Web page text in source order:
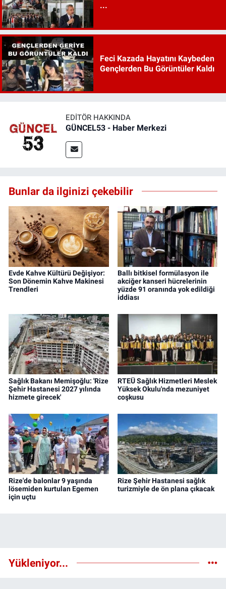
...
Feci Kazada Hayatını Kaybeden
Gençlerden Bu Görüntüler Kaldı
EDITÖR HAKKINDA
GÜNCEL53 - Haber Merkezi
Bunlar da ilginizi çekebilir
Evde Kahve Kültürü Değişiyor:
Son Dönemin Kahve Makinesi
Trendleri
Ballı bitkisel formülasyon ile
akciğer kanseri hücrelerinin
yüzde 91 oranında yok edildiği
iddiası
Sağlık Bakanı Memişoğlu: 'Rize
Şehir Hastanesi 2027 yılında
hizmete girecek'
RTEÜ Sağlık Hizmetleri Meslek
Yüksek Okulu'nda mezuniyet
coşkusu
Rize'de balonlar 9 yaşında
lösemiden kurtulan Egemen
için uçtu
Rize Şehir Hastanesi sağlık
turizmiyle de ön plana çıkacak
Yükleniyor...